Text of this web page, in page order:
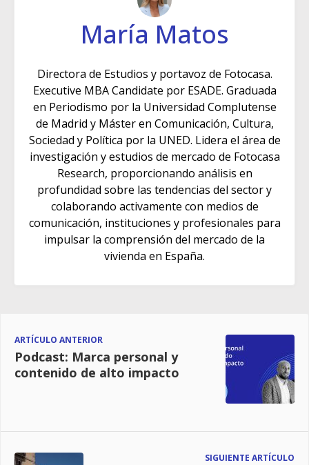
María Matos
Directora de Estudios y portavoz de Fotocasa.
Executive MBA Candidate por ESADE. Graduada
en Periodismo por la Universidad Complutense
de Madrid y Máster en Comunicación, Cultura,
Sociedad y Política por la UNED. Lidera el área de
investigación y estudios de mercado de Fotocasa
Research, proporcionando análisis en
profundidad sobre las tendencias del sector y
colaborando activamente con medios de
comunicación, instituciones y profesionales para
impulsar la comprensión del mercado de la
vivienda en España.
ARTÍCULO ANTERIOR
Podcast: Marca personal y
contenido de alto impacto
SIGUIENTE ARTÍCULO